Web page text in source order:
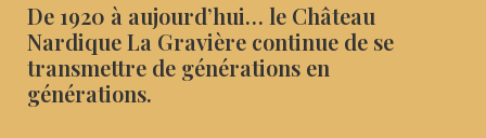
De 1920 à aujourd’hui… le Château
Nardique La Gravière continue de se
transmettre de générations en
générations.